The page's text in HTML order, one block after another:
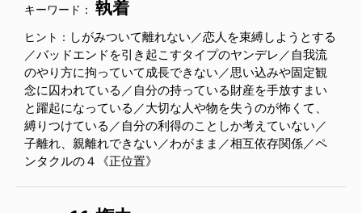
キーワード： 執着
ヒント： しがみついて離れない／恋人を束縛しようとする
／バッドエンドを引き起こすタイプのヤンデレ／自我流
のやり方に拘っていて成長できない／思い込みや固定観
念に囚われている／自分の持っている財産を手放すまい
と躍起になっている／大切な人や物を失うのが怖くて、
縛りつけている／自分の利得のことしか考えていない／
子離れ、親離れできない／わがまま／相互依存関係／ペ
ンタクルの４《正位置》